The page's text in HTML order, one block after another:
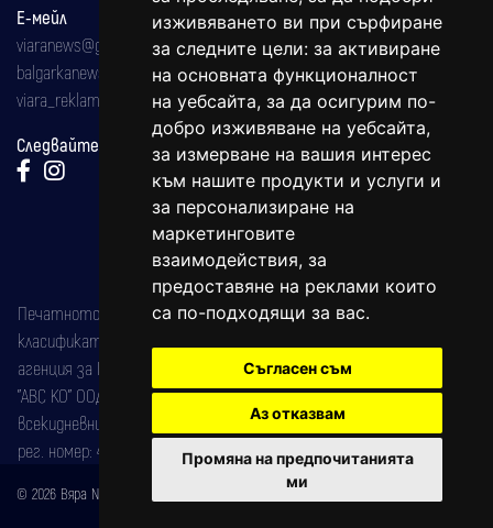
изживяването ви при сърфиране
за следните цели: за активиране
на основната функционалност
на уебсайта, за да осигурим по-
добро изживяване на уебсайта,
за измерване на вашия интерес
към нашите продукти и услуги и
за персонализиране на
маркетинговите
взаимодействия, за
предоставяне на реклами които
са по-подходящи за вас.
Съгласен съм
Аз отказвам
Промяна на предпочитанията
ми
Е-мейл
viaranews@gmail.com
balgarkanews@gmail.com
viara_reklama@mail.bg
Следвайте ни:
Печатното издание на вестника е регистрирано в националния
класификатор на печатните издания (Българска национална
агенция за ISSN) под номер: ISSN 1312-4722.
"АВС КО" ООД е притежател на марката: Вяра информационен
всекидневник на югозападна България, със свидетелство за марка
рег. номер: 47857/11.05.2004 година.
© 2026 Вяра News Всички права запазени!